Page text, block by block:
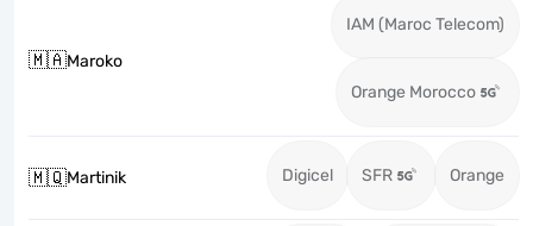
🇲🇦Maroko
IAM (Maroc Telecom)
Orange Morocco
🇲🇶Martinik Digicel SFR Orange